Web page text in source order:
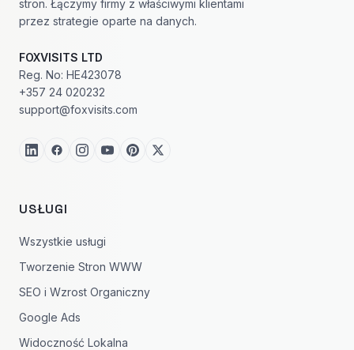
stron. Łączymy firmy z właściwymi klientami
przez strategie oparte na danych.
FOXVISITS LTD
Reg. No: HE423078
+357 24 020232
support@foxvisits.com
USŁUGI
Wszystkie usługi
Tworzenie Stron WWW
SEO i Wzrost Organiczny
Google Ads
Widoczność Lokalna